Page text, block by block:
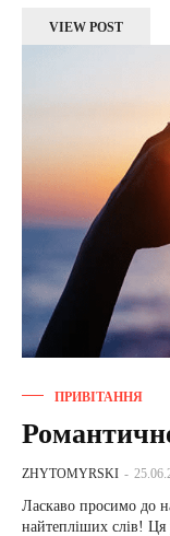
VIEW POST
ПРИВІТАННЯ
ZHYTOMYRSKI -
Ласкаво просимо до
найтепліших слів! Ця